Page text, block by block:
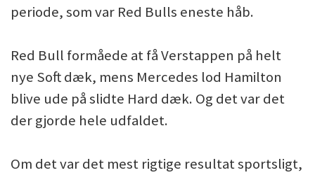
periode, som var Red Bulls eneste håb.
Red Bull formåede at få Verstappen på helt
nye Soft dæk, mens Mercedes lod Hamilton
blive ude på slidte Hard dæk. Og det var det
der gjorde hele udfaldet.
Om det var det mest rigtige resultat sportsligt,